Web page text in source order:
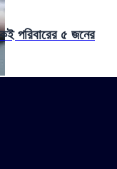
পরিবারের ৫ জনের